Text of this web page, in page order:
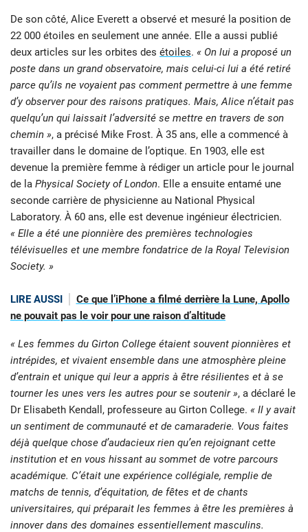
De son côté, Alice Everett a observé et mesuré la position de
22 000 étoiles en seulement une année. Elle a aussi publié
deux articles sur les orbites des étoiles. « On lui a proposé un
poste dans un grand observatoire, mais celui-ci lui a été retiré
parce qu’ils ne voyaient pas comment permettre à une femme
d’y observer pour des raisons pratiques. Mais, Alice n’était pas
quelqu’un qui laissait l’adversité se mettre en travers de son
chemin », a précisé Mike Frost. À 35 ans, elle a commencé à
travailler dans le domaine de l’optique. En 1903, elle est
devenue la première femme à rédiger un article pour le journal
de la Physical Society of London. Elle a ensuite entamé une
seconde carrière de physicienne au National Physical
Laboratory. À 60 ans, elle est devenue ingénieur électricien.
« Elle a été une pionnière des premières technologies
télévisuelles et une membre fondatrice de la Royal Television
Society. »
LIRE AUSSI
Ce que l’iPhone a filmé derrière la Lune, Apollo
ne pouvait pas le voir pour une raison d’altitude
« Les femmes du Girton College étaient souvent pionnières et
intrépides, et vivaient ensemble dans une atmosphère pleine
d’entrain et unique qui leur a appris à être résilientes et à se
tourner les unes vers les autres pour se soutenir », a déclaré le
Dr Elisabeth Kendall, professeure au Girton College. « Il y avait
un sentiment de communauté et de camaraderie. Vous faites
déjà quelque chose d’audacieux rien qu’en rejoignant cette
institution et en vous hissant au sommet de votre parcours
académique. C’était une expérience collégiale, remplie de
matchs de tennis, d’équitation, de fêtes et de chants
universitaires, qui préparait les femmes à être les premières à
innover dans des domaines essentiellement masculins.